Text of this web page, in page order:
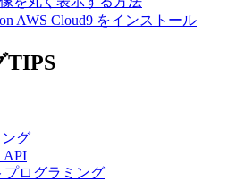
AWS Cloud9 をインストール
TIPS
グ
API
プログラミング